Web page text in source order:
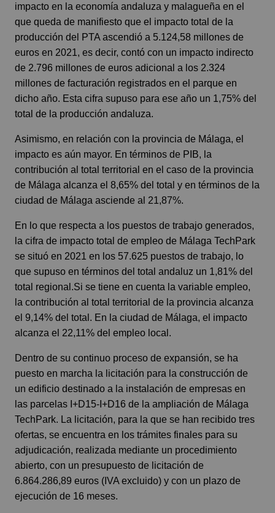
impacto en la economía andaluza y malagueña en el
que queda de manifiesto que el impacto total de la
producción del PTA ascendió a 5.124,58 millones de
euros en 2021, es decir, contó con un impacto indirecto
de 2.796 millones de euros adicional a los 2.324
millones de facturación registrados en el parque en
dicho año. Esta cifra supuso para ese año un 1,75% del
total de la producción andaluza.
Asimismo, en relación con la provincia de Málaga, el
impacto es aún mayor. En términos de PIB, la
contribución al total territorial en el caso de la provincia
de Málaga alcanza el 8,65% del total y en términos de la
ciudad de Málaga asciende al 21,87%.
En lo que respecta a los puestos de trabajo generados,
la cifra de impacto total de empleo de Málaga TechPark
se situó en 2021 en los 57.625 puestos de trabajo, lo
que supuso en términos del total andaluz un 1,81% del
total regional.Si se tiene en cuenta la variable empleo,
la contribución al total territorial de la provincia alcanza
el 9,14% del total. En la ciudad de Málaga, el impacto
alcanza el 22,11% del empleo local.
Dentro de su continuo proceso de expansión, se ha
puesto en marcha la licitación para la construcción de
un edificio destinado a la instalación de empresas en
las parcelas I+D15-I+D16 de la ampliación de Málaga
TechPark. La licitación, para la que se han recibido tres
ofertas, se encuentra en los trámites finales para su
adjudicación, realizada mediante un procedimiento
abierto, con un presupuesto de licitación de
6.864.286,89 euros (IVA excluido) y con un plazo de
ejecución de 16 meses.